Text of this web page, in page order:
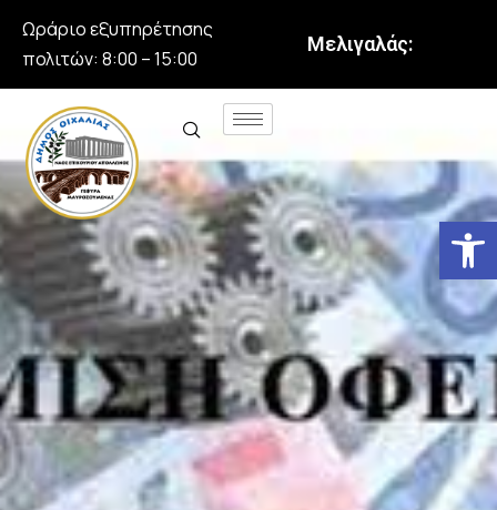
Ωράριο εξυπηρέτησης
πολιτών: 8:00 – 15:00
Μελιγαλάς: